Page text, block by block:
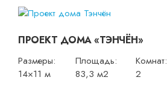
ПРОЕКТ ДОМА «ТЭНЧЁН»
Размеры:
14×11 м
Площадь:
83,3 м2
Комнат:
2